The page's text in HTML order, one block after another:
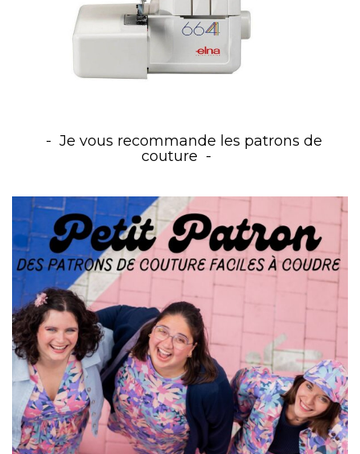
Je vous recommande les patrons de
couture